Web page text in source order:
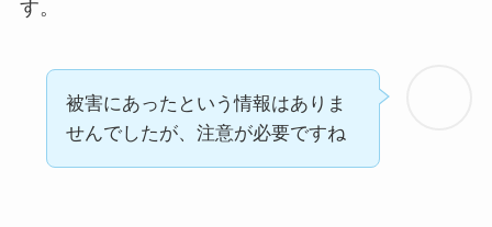
す。
被害にあったという情報はありま
せんでしたが、注意が必要ですね